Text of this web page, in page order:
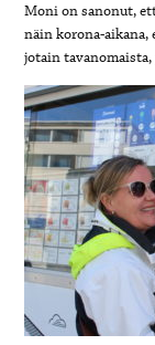
Moni on sanonut,
näin korona-aikana,
jotain